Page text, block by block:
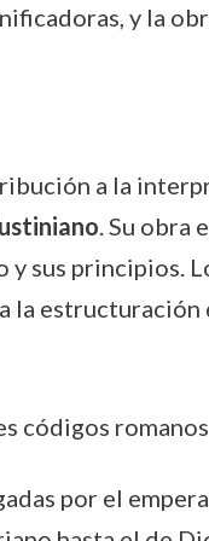
y la
a la
. Su obra
sus principios.
códigos
por el